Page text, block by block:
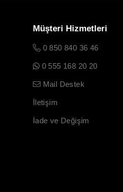
Müşteri Hizmetleri
0 850 840 36 46
0 555 168 20 20
Mail Destek
İletişim
İade ve Değişim